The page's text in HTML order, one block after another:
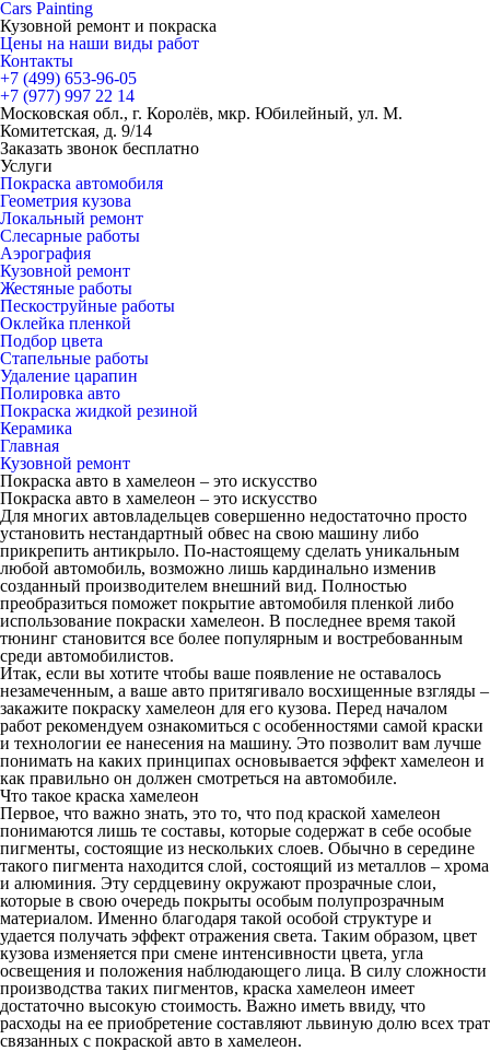
Cars Painting
Кузовной ремонт и покраска
Цены на наши виды работ
Контакты
+7 (499) 653-96-05
+7 (977) 997 22 14
Московская обл., г. Королёв, мкр. Юбилейный, ул. М.
Комитетская, д. 9/14
Заказать звонок бесплатно
Услуги
Покраска автомобиля
Геометрия кузова
Локальный ремонт
Слесарные работы
Аэрография
Кузовной ремонт
Жестяные работы
Пескоструйные работы
Оклейка пленкой
Подбор цвета
Стапельные работы
Удаление царапин
Полировка авто
Покраска жидкой резиной
Керамика
Главная
Кузовной ремонт
Покраска авто в хамелеон – это искусство
Покраска авто в хамелеон – это искусство
Для многих автовладельцев совершенно недостаточно просто
установить нестандартный обвес на свою машину либо
прикрепить антикрыло. По-настоящему сделать уникальным
любой автомобиль, возможно лишь кардинально изменив
созданный производителем внешний вид. Полностью
преобразиться поможет покрытие автомобиля пленкой либо
использование покраски хамелеон. В последнее время такой
тюнинг становится все более популярным и востребованным
среди автомобилистов.
Итак, если вы хотите чтобы ваше появление не оставалось
незамеченным, а ваше авто притягивало восхищенные взгляды –
закажите покраску хамелеон для его кузова. Перед началом
работ рекомендуем ознакомиться с особенностями самой краски
и технологии ее нанесения на машину. Это позволит вам лучше
понимать на каких принципах основывается эффект хамелеон и
как правильно он должен смотреться на автомобиле.
Что такое краска хамелеон
Первое, что важно знать, это то, что под краской хамелеон
понимаются лишь те составы, которые содержат в себе особые
пигменты, состоящие из нескольких слоев. Обычно в середине
такого пигмента находится слой, состоящий из металлов – хрома
и алюминия. Эту сердцевину окружают прозрачные слои,
которые в свою очередь покрыты особым полупрозрачным
материалом. Именно благодаря такой особой структуре и
удается получать эффект отражения света. Таким образом, цвет
кузова изменяется при смене интенсивности цвета, угла
освещения и положения наблюдающего лица. В силу сложности
производства таких пигментов, краска хамелеон имеет
достаточно высокую стоимость. Важно иметь ввиду, что
расходы на ее приобретение составляют львиную долю всех трат
связанных с покраской авто в хамелеон.